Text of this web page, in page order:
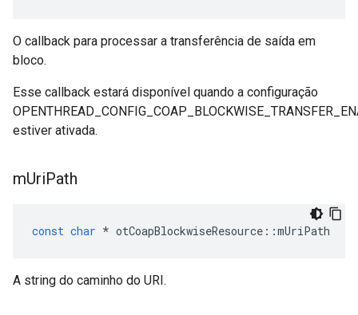
O callback para processar a transferência de saída em
bloco.
Esse callback estará disponível quando a configuração
estiver ativada.
mUriPath
const char * otCoapBlockwiseResource ::mUriPath
A string do caminho do URI.